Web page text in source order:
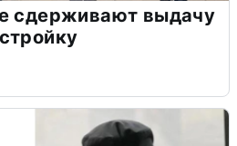
сдерживают выдачу